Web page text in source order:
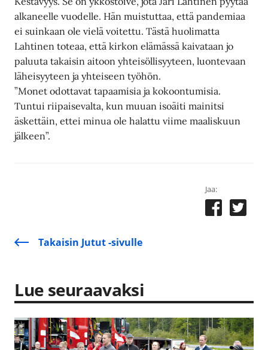
alkaneelle vuodelle. Hän muistuttaa, että pandemiaa
ei suinkaan ole vielä voitettu. Tästä huolimatta
Lahtinen toteaa, että kirkon elämässä kaivataan jo
paluuta takaisin aitoon yhteisöllisyyteen, luontevaan
läheisyyteen ja yhteiseen työhön.
”Monet odottavat tapaamisia ja kokoontumisia.
Tuntui riipaisevalta, kun muuan isoäiti mainitsi
äskettäin, ettei minua ole halattu viime maaliskuun
jälkeen”.
Jaa:
Takaisin Jutut -sivulle
Lue seuraavaksi